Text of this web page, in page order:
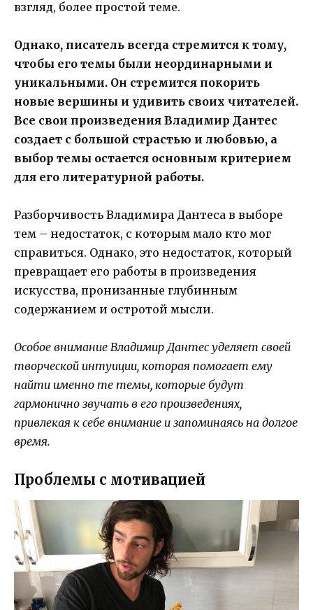
взгляд, более простой теме.
Однако, писатель всегда стремится к тому,
чтобы его темы были неординарными и
уникальными. Он стремится покорить
новые вершины и удивить своих читателей.
Все свои произведения Владимир Дантес
создает с большой страстью и любовью, а
выбор темы остается основным критерием
для его литературной работы.
Разборчивость Владимира Дантеса в выборе
тем – недостаток, с которым мало кто мог
справиться. Однако, это недостаток, который
превращает его работы в произведения
искусства, пронизанные глубинным
содержанием и остротой мысли.
Особое внимание Владимир Дантес уделяет своей
творческой интуиции, которая помогает ему
найти именно те темы, которые будут
гармонично звучать в его произведениях,
привлекая к себе внимание и запоминаясь на долгое
время.
Проблемы с мотивацией